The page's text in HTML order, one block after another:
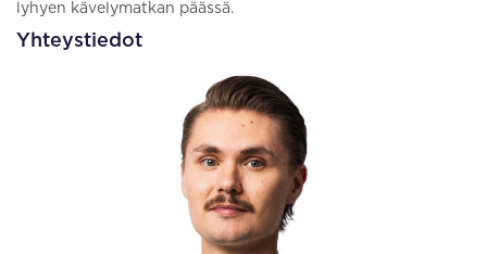
lyhyen kävelymatkan päässä.
Yhteystiedot